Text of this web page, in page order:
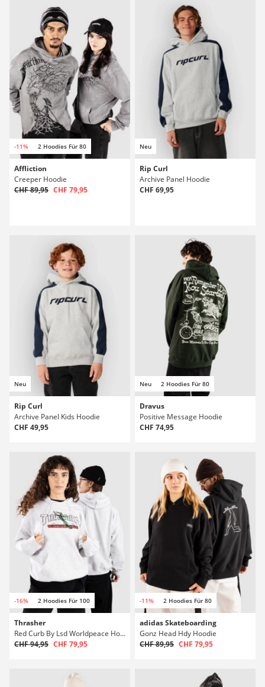
-11% 2 Hoodies Für 80
Affliction
Creeper Hoodie
CHF 89,95 CHF 79,95
Neu
Rip Curl
Archive Panel Hoodie
CHF 69,95
Neu
Rip Curl
Archive Panel Kids Hoodie
CHF 49,95
Neu 2 Hoodies Für 80
Dravus
Positive Message Hoodie
CHF 74,95
-16% 2 Hoodies Für 100
Thrasher
Red Curb By Lsd Worldpeace Hoodie
CHF 94,95 CHF 79,95
-11% 2 Hoodies Für 80
adidas Skateboarding
Gonz Head Hdy Hoodie
CHF 89,95 CHF 79,95